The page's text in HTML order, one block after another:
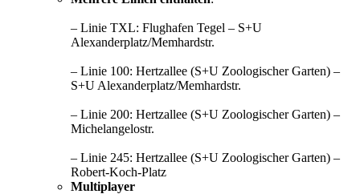
– Linie TXL: Flughafen Tegel – S+U
Alexanderplatz/Memhardstr.
– Linie 100: Hertzallee (S+U Zoologischer Garten) –
S+U Alexanderplatz/Memhardstr.
– Linie 200: Hertzallee (S+U Zoologischer Garten) –
Michelangelostr.
– Linie 245: Hertzallee (S+U Zoologischer Garten) –
Robert-Koch-Platz
Multiplayer